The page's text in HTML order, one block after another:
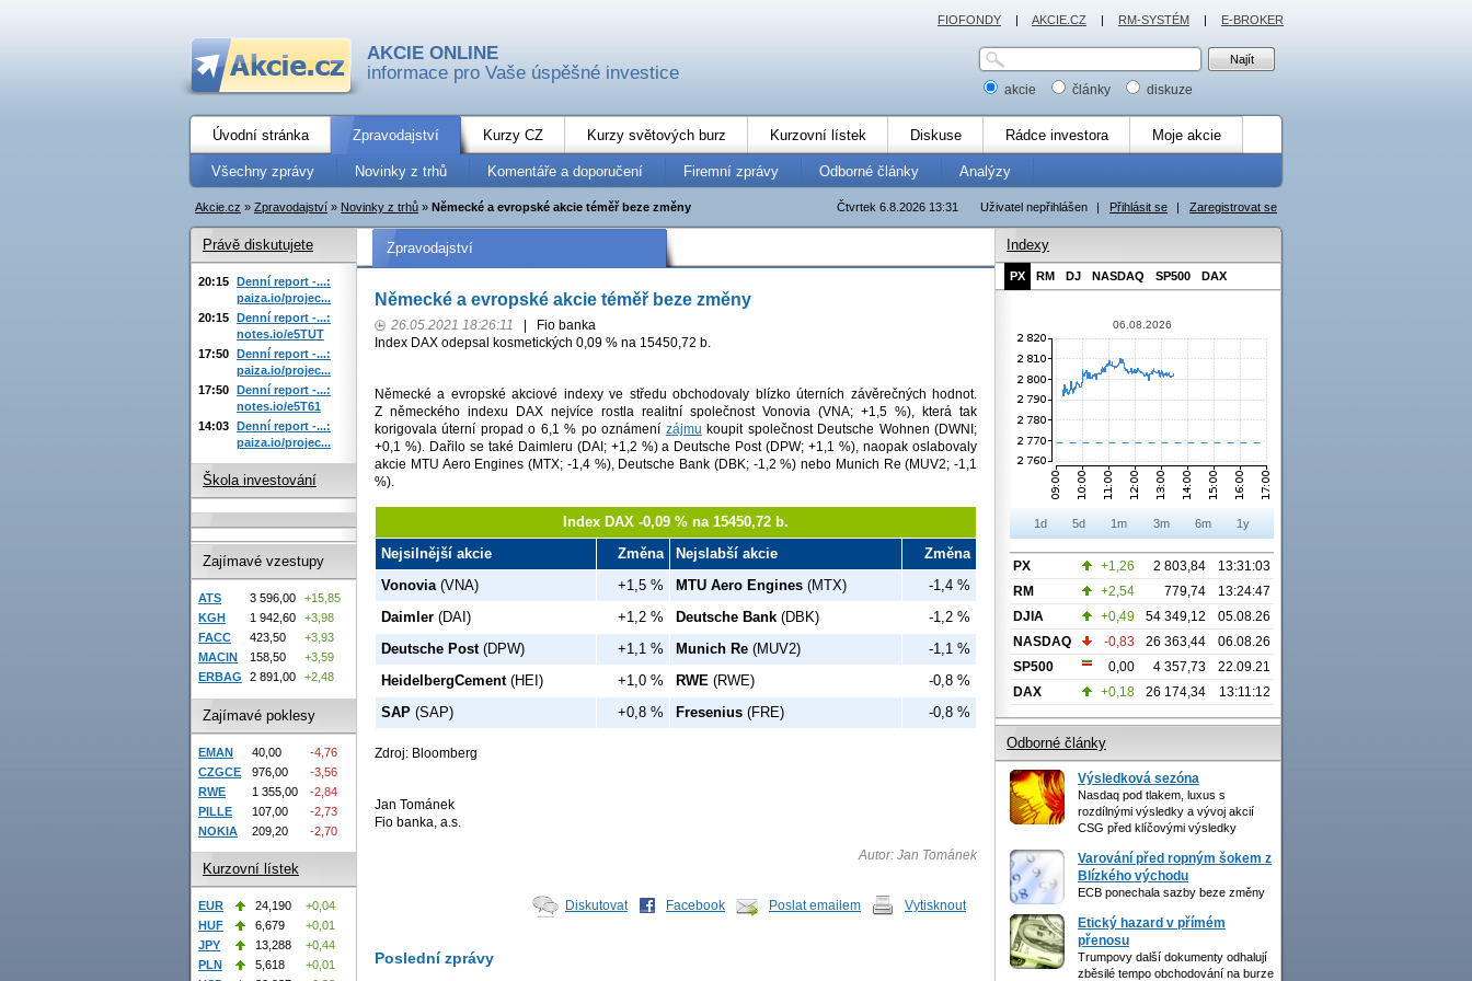
AKCIE ONLINE
informace pro Vaše úspěšné investice
akcie články diskuze
Úvodní stránka Zpravodajství Kurzy CZ Kurzy světových burz Kurzovní lístek Diskuse Rádce investora Moje akcie
Všechny zprávy Novinky z trhů Komentáře a doporučení Firemní zprávy Odborné články Analýzy
Uživatel nepřihlášen | Přihlásit se | Zaregistrovat se
Čtvrtek 6.8.2026 13:31
Akcie.cz » Zpravodajství » Novinky z trhů » Německé a evropské akcie téměř beze změny
Zpravodajství
Německé a evropské akcie téměř beze změny
26.05.2021 18:26:11
Fio banka
Index DAX odepsal kosmetických 0,09 % na 15450,72 b.
Německé a evropské akciové indexy ve středu obchodovaly blízko úterních závěrečných hodnot.
Z německého indexu DAX nejvíce rostla realitní společnost Vonovia (VNA; +1,5 %), která tak
korigovala úterní propad o 6,1 % po oznámení zájmu koupit společnost Deutsche Wohnen (DWNI;
+0,1 %). Dařilo se také Daimleru (DAI; +1,2 %) a Deutsche Post (DPW; +1,1 %), naopak oslabovaly
akcie MTU Aero Engines (MTX; -1,4 %), Deutsche Bank (DBK; -1,2 %) nebo Munich Re (MUV2; -1,1
%).
Index DAX -0,09 % na 15450,72 b.
Nejsilnější akcie
Změna Nejslabší akcie
Změna
Vonovia (VNA) +1,5 % MTU Aero Engines (MTX)
-1,4 %
Daimler (DAI) +1,2 % Deutsche Bank (DBK)
-1,2 %
Deutsche Post(DPW) +1,1 % Munich Re (MUV2)
-1,1 %
HeidelbergCement(HEI) +1,0 % RWE (RWE)
-0,8 %
SAP (SAP) +0,8 % Fresenius (FRE) -0,8 %
Zdroj: Bloomberg
Jan Tománek
Fio banka, a.s.
Autor: Jan Tománek
Diskutovat Facebook Poslat emailem Vytisknout
Poslední zprávy
Právě diskutujete
20:15 Denní report -...:
paiza.io/projec...
20:15 Denní report -...:
notes.io/e5TUT
17:50 Denní report -...:
paiza.io/projec...
17:50 Denní report -...:
notes.io/e5T61
14:03 Denní report -...:
paiza.io/projec...
Škola investování
Zajímavé vzestupy
ATS 3 596,00
+15,85
KGH
1 942,60
+3,98
FACC
423,50
+3,93
MACIN
158,50
+3,59
ERBAG
2 891,00 +2,48
Zajímavé poklesy
EMAN 40,00
-4,76
CZGCE
976,00
-3,56
RWE
1 355,00
-2,84
PILLE
107,00
-2,73
NOKIA
209,20 -2,70
Kurzovní lístek
EUR 24,190
+0,04
HUF
6,679
+0,01
JPY
13,288
+0,44
PLN
5,618
+0,01
Indexy
PX RM DJ NASDAQ SP500 DAX
06.08.2026
1d 5d 1m 3m 6m 1y
PX +1,26 2 803,84
13:31:03
RM
+2,54 779,74
13:24:47
DJIA
+0,49 54 349,12
05.08.26
NASDAQ
-0,83 26 363,44
06.08.26
SP500
0,00 4 357,73
22.09.21
DAX
+0,18 26 174,34 13:11:12
Odborné články
Výsledková sezóna
Nasdaq pod tlakem, luxus s
rozdílnými výsledky a vývoj akcií
CSG před klíčovými výsledky
Varování před ropným šokem z
Blízkého východu
ECB ponechala sazby beze změny
Etický hazard v přímém
přenosu
Trumpovy další dokumenty odhalují
zběsilé tempo obchodování na burze
FIOFONDY | AKCIE.CZ | RM-SYSTÉM | E-BROKER